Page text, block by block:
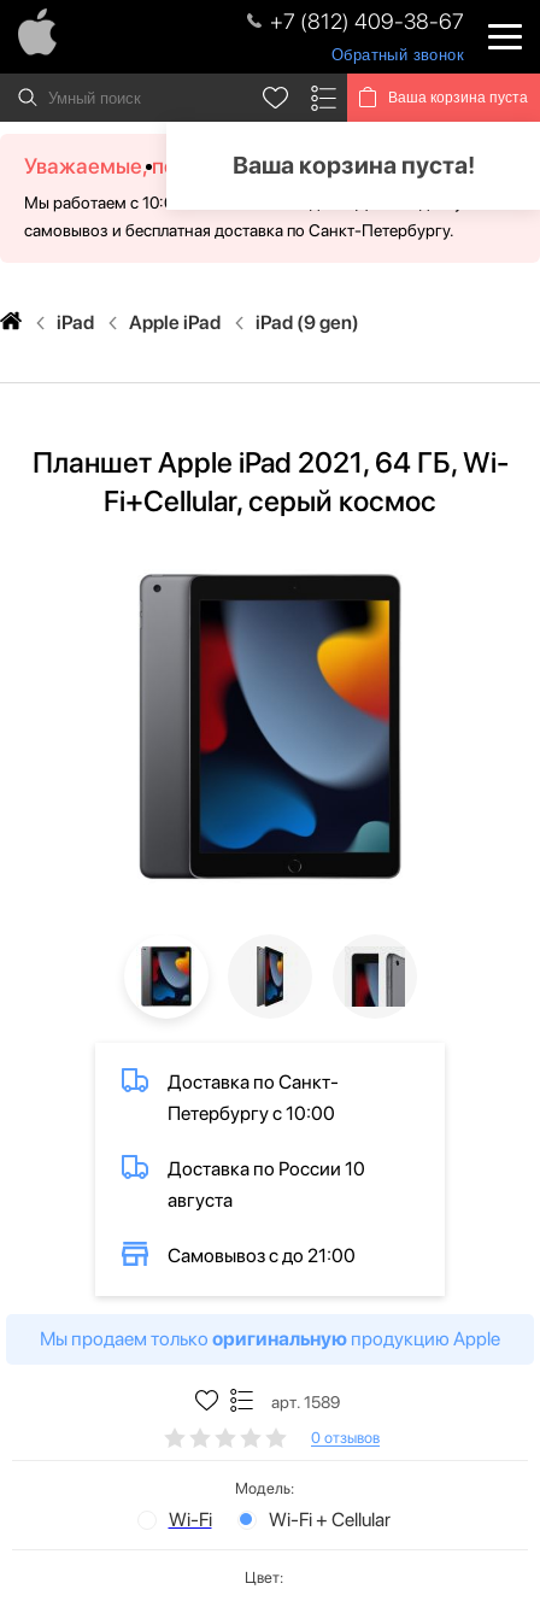
+7 (812) 409-38-67
Обратный звонок
Ваша корзина пуста
Ваша корзина пуста!
Уважаемые, посетители!
Мы работаем с 10:00 - 21:00 без выходных. Для Вас доступен
самовывоз и бесплатная доставка по Санкт-Петербургу.
iPad Apple iPad iPad (9 gen)
Планшет Apple iPad 2021, 64 ГБ, Wi-
Fi+Cellular, серый космос
Доставка по Санкт-
Петербургу с 10:00
Доставка по России 10
августа
Самовывоз с до 21:00
Мы продаем только оригинальную продукцию Apple
арт. 1589
0 отзывов
Модель:
Wi-Fi Wi-Fi + Cellular
Цвет: